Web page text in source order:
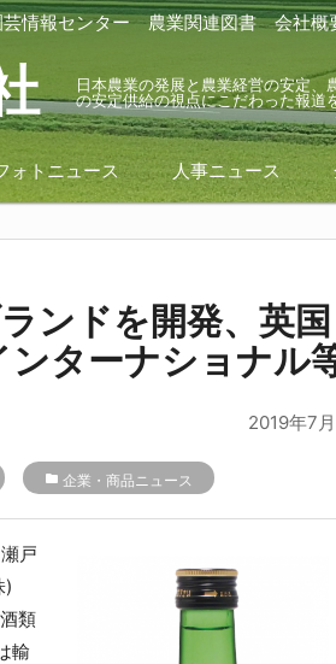
情報センター 農業関連図書 会社概
日本農業の発展と農業経営の安定、
の安定供給の視点にこだわった報道
ォトニュース 人事ニュース
ンドを開発、英国
ターナショナル
2019年7
folder 企業・商品ニュース
瀬戸
)
類
輸